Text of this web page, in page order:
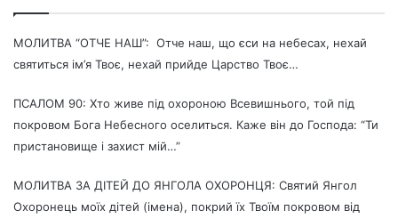
МОЛИТВА “ОТЧЕ НАШ”: Отче наш, що єси на небесах, нехай
святиться ім’я Твоє, нехай прийде Царство Твоє…
ПСАЛОМ 90: Хто живе під охороною Всевишнього, той під
покровом Бога Небесного оселиться. Каже він до Господа: “Ти
пристановище і захист мій…”
МОЛИТВА ЗА ДІТЕЙ ДО ЯНГОЛА ОХОРОНЦЯ: Святий Янгол
Охоронець моїх дітей (імена), покрий їх Твоїм покровом від